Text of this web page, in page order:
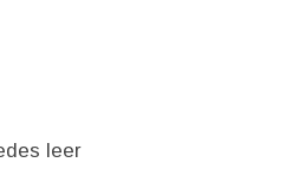
leer